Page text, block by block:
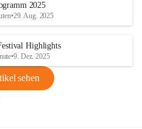
2025
•29. Aug. 2025
Highlights
•9. Dez. 2025
sehen